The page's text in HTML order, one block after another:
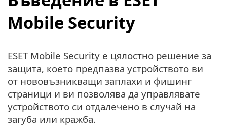
Mobile Security
ESET Mobile Security е цялостно решение за
защита, което предпазва устройството ви
от нововъзникващи заплахи и фишинг
страници и ви позволява да управлявате
устройството си отдалечено в случай на
загуба или кражба.